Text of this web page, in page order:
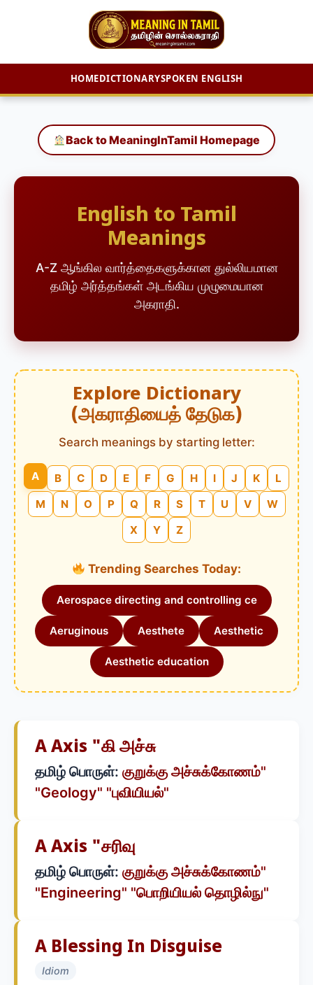
HOMEDICTIONARYSPOKEN ENGLISH
content
Back to MeaningInTamil Homepage
English to Tamil
Meanings
A-Z ஆங்கில வார்த்தைகளுக்கான துல்லியமான
தமிழ் அர்த்தங்கள் அடங்கிய முழுமையான
அகராதி.
Explore Dictionary
(அகராதியைத் தேடுக)
Search meanings by starting letter:
A B C D E F G H I J K
L
M
N O P Q R S T U V
W
X
Y Z
Trending Searches Today:
Aerospace directing and controlling ce
Aeruginous Aesthete Aesthetic
Aesthetic education
A Axis "கி அச்சு
தமிழ் பொருள்: குறுக்கு அச்சுக்கோணம்"
"Geology" "புவியியல்"
A Axis "சரிவு
தமிழ் பொருள்: குறுக்கு அச்சுக்கோணம்"
"Engineering" "பொறியியல் தொழில்நு"
A Blessing In Disguise
Idiom